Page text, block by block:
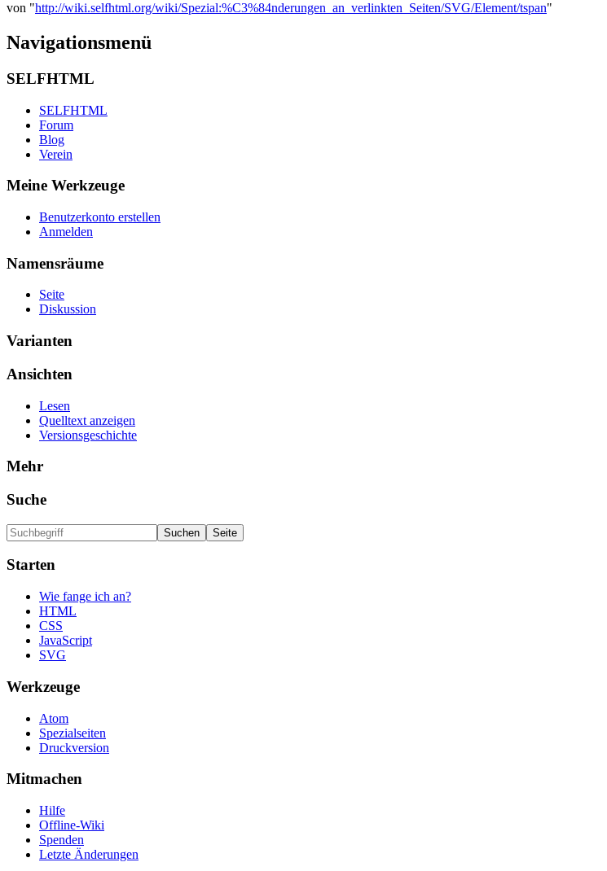
von "http://wiki.selfhtml.org/wiki/Spezial:%C3%84nderungen_an_verlinkten_Seiten/SVG/Element/tspan"
Navigationsmenü
SELFHTML
SELFHTML
Forum
Blog
Verein
Meine Werkzeuge
Benutzerkonto erstellen
Anmelden
Namensräume
Seite
Diskussion
Varianten
Ansichten
Lesen
Quelltext anzeigen
Versionsgeschichte
Mehr
Suche
Starten
Wie fange ich an?
HTML
CSS
JavaScript
SVG
Werkzeuge
Atom
Spezialseiten
Druckversion
Mitmachen
Hilfe
Offline-Wiki
Spenden
Letzte Änderungen